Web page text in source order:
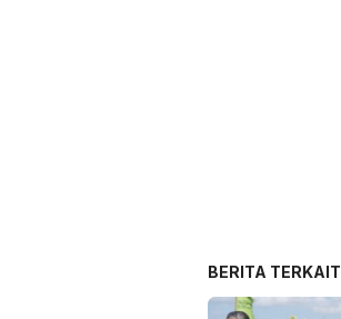
BERITA TERKAIT